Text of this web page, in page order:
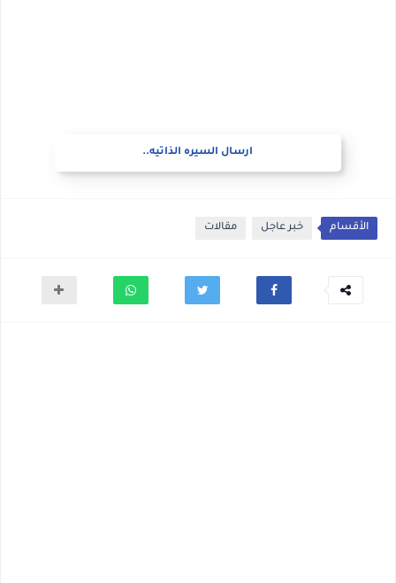
ارسال السيره الذاتيه..
الأقسام خبر عاجل مقالات